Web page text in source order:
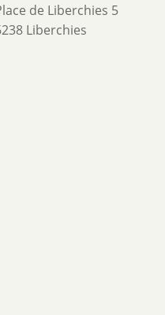
de Liberchies 5
Liberchies